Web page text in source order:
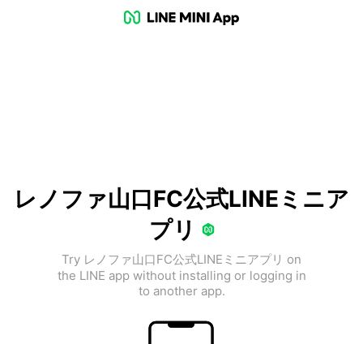
レノファ山口FC公式LINEミニア
プリ
Try レノファ山口FC公式LINEミニアプリ on
the LINE app without installing or logging in
to another app.